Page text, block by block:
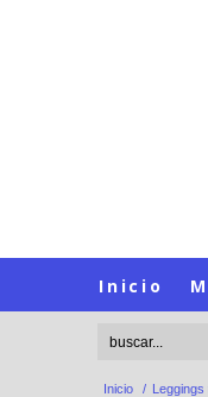
Inicio
Inicio /